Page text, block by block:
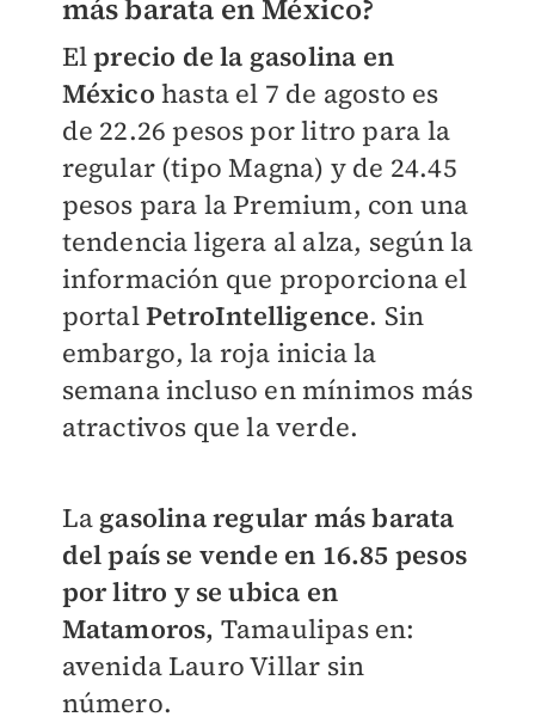
más barata en México?
Elprecio de la gasolina en
México hasta el 7 de agosto es
de 22.26 pesos por litro para la
regular (tipo Magna) y de 24.45
pesos para la Premium, con una
tendencia ligera al alza, según la
información que proporciona el
portalPetroIntelligence. Sin
embargo, la roja inicia la
semana incluso en mínimos más
atractivos que la verde.
La gasolina regular más barata
del país se vende en 16.85 pesos
por litro y se ubica en
Matamoros, Tamaulipas en:
avenida Lauro Villar sin
número.